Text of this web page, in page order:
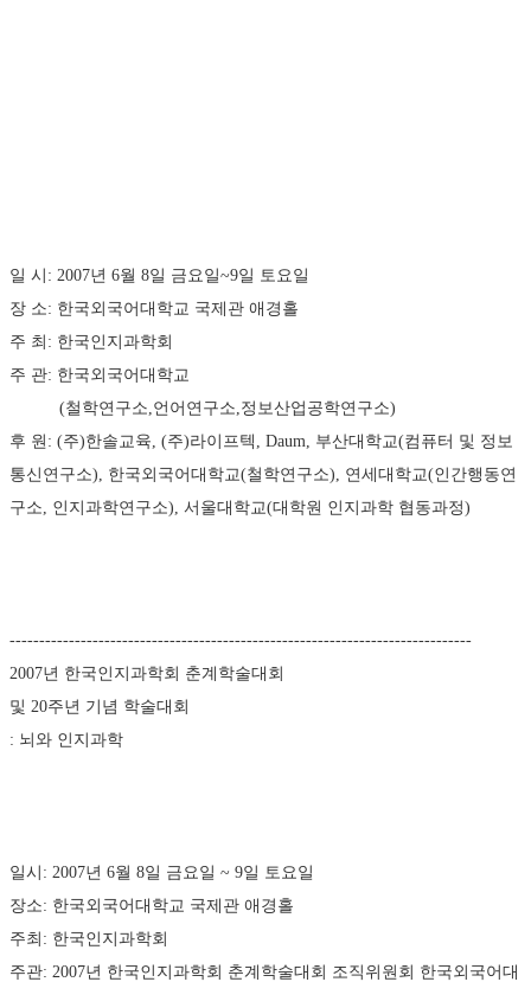
일 시: 2007년 6월 8일 금요일~9일 토요일
장 소: 한국외국어대학교 국제관 애경홀
주 최: 한국인지과학회
주 관: 한국외국어대학교
(철학연구소,언어연구소,정보산업공학연구소)
후 원: (주)한솔교육, (주)라이프텍, Daum, 부산대학교(컴퓨터 및 정보
통신연구소), 한국외국어대학교(철학연구소), 연세대학교(인간행동연
구소, 인지과학연구소), 서울대학교(대학원 인지과학 협동과정)
------------------------------------------------------------------------------
2007년 한국인지과학회 춘계학술대회
및 20주년 기념 학술대회
: 뇌와 인지과학
일시: 2007년 6월 8일 금요일 ~ 9일 토요일
장소: 한국외국어대학교 국제관 애경홀
주최: 한국인지과학회
주관: 2007년 한국인지과학회 춘계학술대회 조직위원회 한국외국어대